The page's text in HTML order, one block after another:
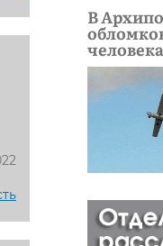
В
человека